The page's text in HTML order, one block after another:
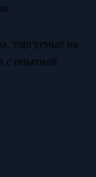
торгуемые на
с опытной